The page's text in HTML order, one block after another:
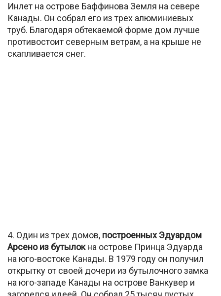
Инлет на острове Баффинова Земля на севере
Канады. Он собрал его из трех алюминиевых
труб. Благодаря обтекаемой форме дом лучше
противостоит северным ветрам, а на крыше не
скапливается снег.
4. Один из трех домов, построенных Эдуардом
Арсено из бутылокна острове Принца Эдуарда
на юго-востоке Канады. В 1979 году он получил
открытку от своей дочери из бутылочного замка
на юго-западе Канады на острове Ванкувер и